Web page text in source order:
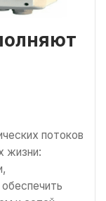
потоков
жизни: